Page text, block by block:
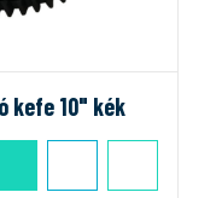
kefe 10" kék